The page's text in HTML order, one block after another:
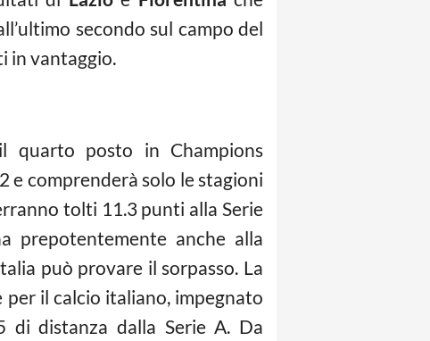
secondo sul campo del
in vantaggio.
quarto posto in Champions
e comprenderà solo le stagioni
tolti 11.3 punti alla Serie
prepotentemente anche alla
può provare il sorpasso. La
il calcio italiano, impegnato
di distanza dalla Serie A. Da